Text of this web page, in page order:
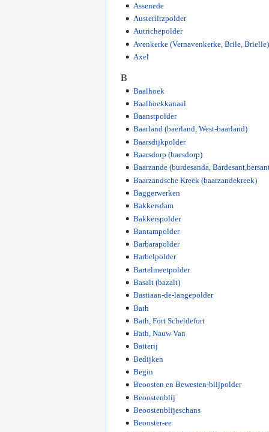
Assenede
Austerlitzpolder
Autrichepolder
Avenkerke (Vernavenkerke, Brile, Brielle)
Axel
B
Baalhoek
Baalhoekkanaal
Baanstpolder
Baarland (baerland, West-baarland)
Baarsdijkpolder
Baarsdorp (baesdorp)
Baarzande (burdesanda,
Baarzandsche Kreek (baarzandekreek)
Baggerwerken
Bakkersdam
Bakkerspolder
Bantampolder
Barbarapolder
Barbelpolder
Bartelmeetpolder
Basalt (bazalt)
Bastiaan-de-langepolder
Bath
Bath, Fort Scheldefort
Bath, Nauw Van
Batterij
Bedijken
Begin
Beoosten en Bewesten-blijpolder
Beoostenblij
Beoostenblijeschans
Beooster-ee